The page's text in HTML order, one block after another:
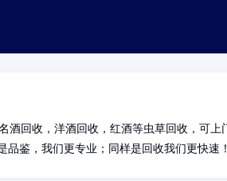
鉴，我们更专业；同样是回收我们更快速！